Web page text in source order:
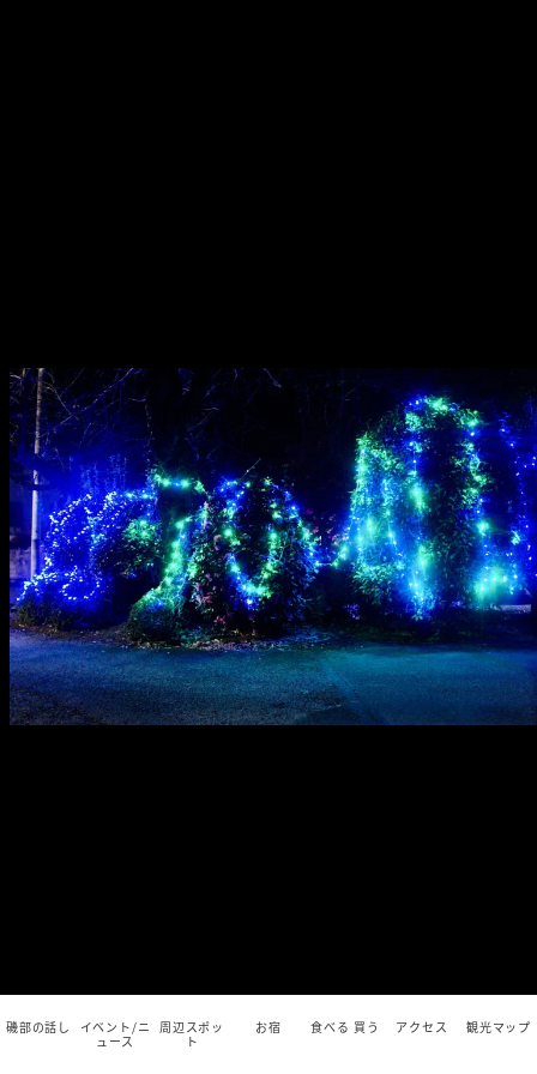
磯部の話し
イベント/ニ
ュース
周辺スポッ
ト
お宿 食べる 買う アクセス 観光マップ